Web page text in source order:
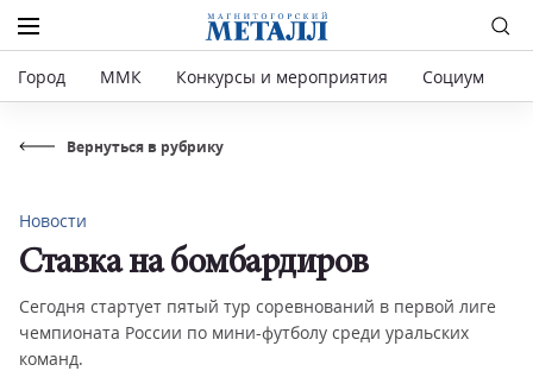
Город ММК Конкурсы и мероприятия Социум
Вернуться в рубрику
Новости
Ставка на бомбардиров
Сегодня стартует пятый тур соревнований в первой лиге
чемпионата России по мини-футболу среди уральских
команд.